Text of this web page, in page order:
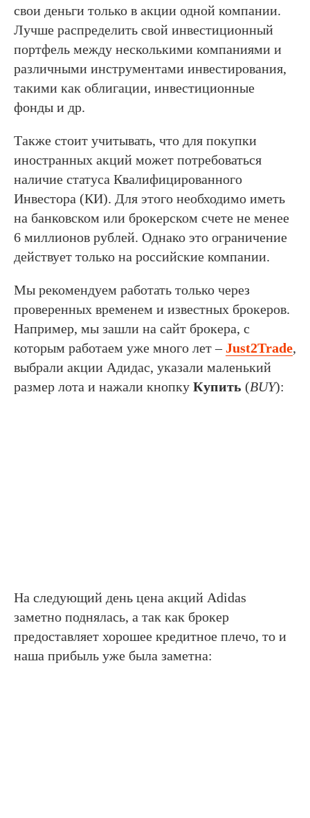
свои деньги только в акции одной компании.
Лучше распределить свой инвестиционный
портфель между несколькими компаниями и
различными инструментами инвестирования,
такими как облигации, инвестиционные
фонды и др.
Также стоит учитывать, что для покупки
иностранных акций может потребоваться
наличие статуса Квалифицированного
Инвестора (КИ). Для этого необходимо иметь
на банковском или брокерском счете не менее
6 миллионов рублей. Однако это ограничение
действует только на российские компании.
Мы рекомендуем работать только через
проверенных временем и известных брокеров.
Например, мы зашли на сайт брокера, с
которым работаем уже много лет –Just2Trade,
выбрали акции Адидас, указали маленький
размер лота и нажали кнопку Купить (BUY):
На следующий день цена акций Adidas
заметно поднялась, а так как брокер
предоставляет хорошее кредитное плечо, то и
наша прибыль уже была заметна: